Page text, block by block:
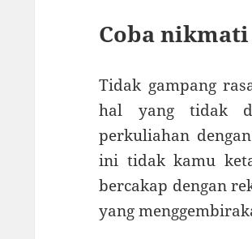
Coba
Tidak gampang
hal yang tidak
perkuliahan
ini tidak kamu
bercakap dengan
yang